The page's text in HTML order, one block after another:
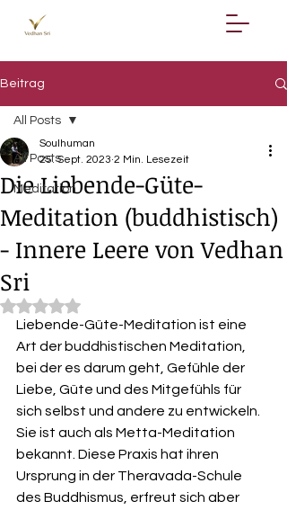
Beitrag
All Posts
Meditation
All Posts
Die Liebende-Güte-
Meditation (buddhistisch)
- Innere Leere von Vedhan
Sri
Soulhuman
25. Sept. 2023 2 Min. Lesezeit
Mit NaN von 5 Sternen bewertet.
Liebende-Güte-Meditation ist eine
Art der buddhistischen Meditation,
bei der es darum geht, Gefühle der
Liebe, Güte und des Mitgefühls für
sich selbst und andere zu entwickeln.
Sie ist auch als Metta-Meditation
bekannt. Diese Praxis hat ihren
Ursprung in der Theravada-Schule
des Buddhismus, erfreut sich aber